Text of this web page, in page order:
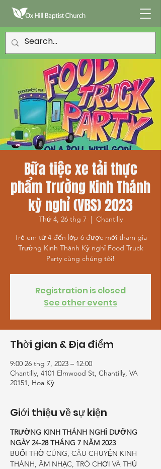
Bữa tiệc xe tải thực
phẩm Trường Kinh Thánh
kỳ nghỉ (VBS) 2023
Thứ 4, 26 thg 7
  |
Chantilly
Trẻ em từ 4 đến lớp 6 được mời tham gia
Trường Kinh Thánh Kỳ nghỉ Food Truck
Party cùng chúng tôi!
Registration is closed
See other events
Thời gian & Địa điểm
9:00 26 thg 7, 2023 – 12:00
Chantilly, 4101 Elmwood St, Chantilly, VA
20151, Hoa Kỳ
Giới thiệu về sự kiện
TRƯỜNG KINH THÁNH NGHỈ DƯỠNG
NGÀY 24-28 THÁNG 7 NĂM 2023
BUỔI THỜ CÚNG, CÂU CHUYỆN KINH
THÁNH, ÂM NHẠC, TRÒ CHƠI VÀ THỦ